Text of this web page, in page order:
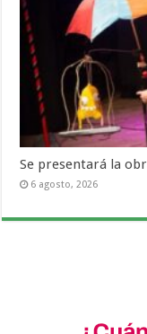
Se presentará la
6 agosto, 2026